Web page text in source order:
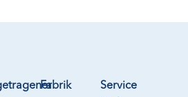
Fabrik
Service